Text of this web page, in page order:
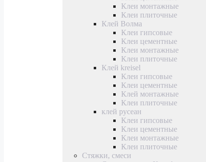
Клеи монтажные
Клеи плиточные
Клей Волма
Клеи гипсовые
Клеи цементные
Клеи монтажные
Клеи плиточные
Клей kreisel
Клеи гипсовые
Клеи цементные
Клей монтажные
Клеи плиточные
клей русеан
Клеи гипсовые
Клеи цементные
Клеи монтажные
Клеи плиточные
Стяжки, смеси